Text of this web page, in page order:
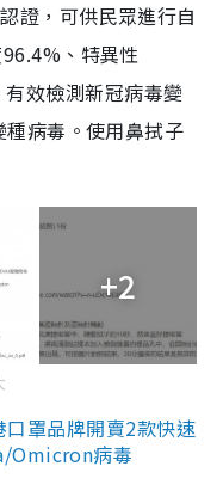
證，可供民眾進行自
、特異性
效檢測新冠病毒變
病毒。使用鼻拭子
+2
罩品牌開賣2款快速
Omicron病毒